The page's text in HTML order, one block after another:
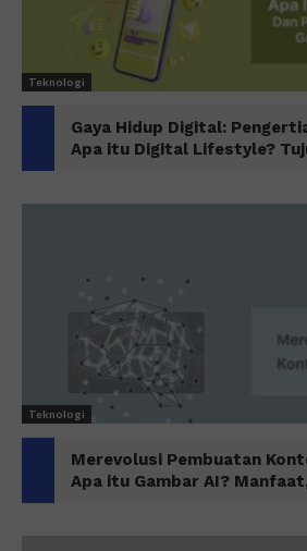
Teknologi
Gaya Hidup Digital:
Apa itu Digital Lifestyle?
Teknologi
Merevolusi Pembuatan
Apa itu Gambar AI?